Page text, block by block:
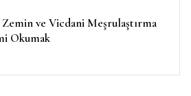
Zemin ve Vicdani Meşrulaştırma
Okumak